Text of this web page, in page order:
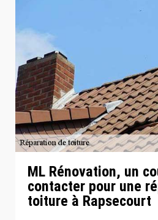
ML Rénovation, un
contacter pour une
toiture à Rapsecourt